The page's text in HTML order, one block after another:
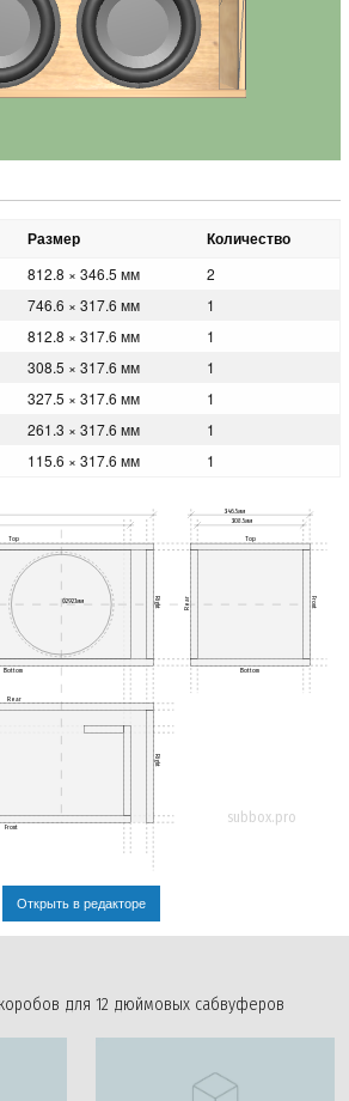
Размер Количество
812.8 × 346.5 мм
2
746.6 × 317.6 мм
1
812.8 × 317.6 мм
1
308.5 × 317.6 мм
1
327.5 × 317.6 мм
1
261.3 × 317.6 мм
1
115.6 × 317.6 мм 1
Ø292.1мм
346.5мм
308.5мм
Top Top
Bottom Bottom
Rear
Front
Right Rear Front
Right
subbox.pro
Открыть в редакторе
для 12 дюймовых сабвуферов